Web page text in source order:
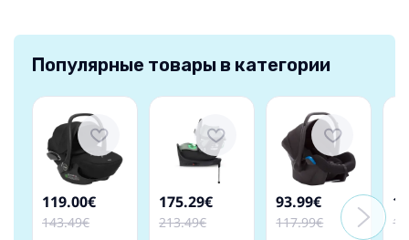
Популярные товары в категории
119.00€
143.49€
175.29€
213.49€
93.99€
117.99€